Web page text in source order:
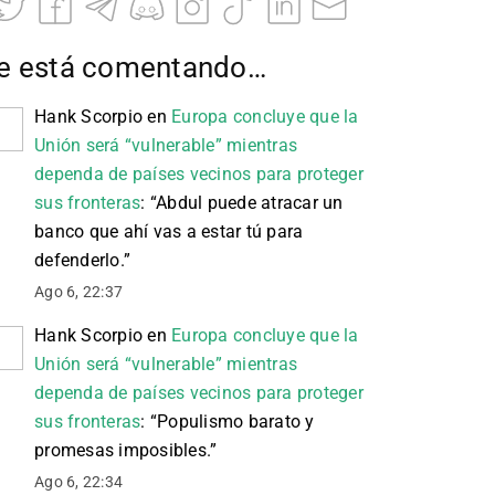
está comentando…
Hank Scorpio en Europa concluye que la
Unión será “vulnerable” mientras
dependa de países vecinos para proteger
sus fronteras: “Abdul puede atracar un
banco que ahí vas a estar tú para
defenderlo.”
Ago 6, 22:37
Hank Scorpio en Europa concluye que la
Unión será “vulnerable” mientras
dependa de países vecinos para proteger
sus fronteras: “Populismo barato y
promesas imposibles.”
Ago 6, 22:34